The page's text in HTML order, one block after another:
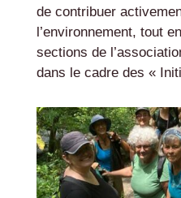
de contribuer
l’environnement, tout
sections de
dans le cadre des «